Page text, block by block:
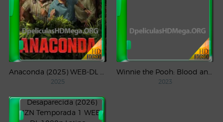
2025 2023